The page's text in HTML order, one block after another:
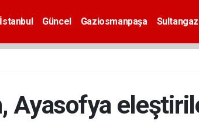
İstanbul Güncel Gaziosmanpaşa
Ayasofya